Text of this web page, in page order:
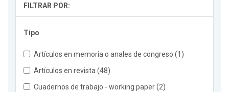
FILTRAR POR:
Tipo
Artículos en memoria o anales de congreso (1)
Artículos en revista (48)
Cuadernos de trabajo - working paper (2)